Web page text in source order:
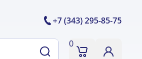
+7 (343) 295-85-75
0